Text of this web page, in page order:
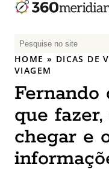
P
e
s
q
u
i
a
r
HOME » DICAS DE
VIAGEM
Fernando
que
chegar e